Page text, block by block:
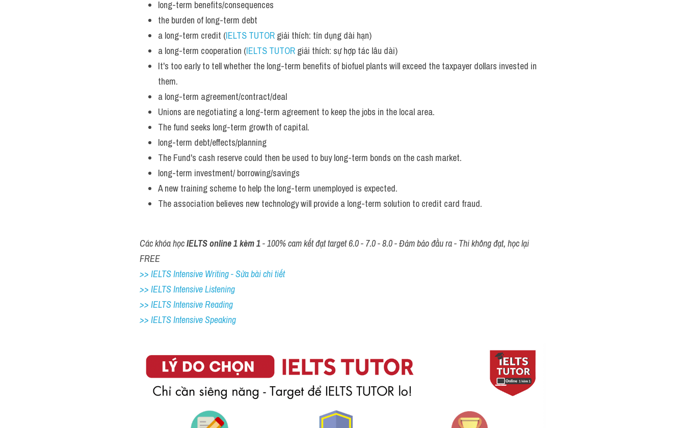
long-term benefits/consequences
the burden of long-term debt
a long-term credit (IELTS TUTOR giải thích: tín dụng dài hạn)
a long-term cooperation (IELTS TUTOR giải thích: sự hợp tác lâu dài)
It's too early to tell whether the long-term benefits of biofuel plants will exceed the taxpayer dollars invested in
them.
a long-term agreement/contract/deal
Unions are negotiating a long-term agreement to keep the jobs in the local area.
The fund seeks long-term growth of capital.
long-term debt/effects/planning
The Fund's cash reserve could then be used to buy long-term bonds on the cash market.
long-term investment/ borrowing/savings
A new training scheme to help the long-term unemployed is expected.
The association believes new technology will provide a long-term solution to credit card fraud.
Các khóa học IELTS online 1 kèm 1 - 100% cam kết đạt target 6.0 - 7.0 - 8.0 - Đảm bảo đầu ra - Thi không đạt, học lại
FREE
>> IELTS Intensive Writing - Sửa bài chi tiết
>> IELTS Intensive Listening
>> IELTS Intensive Reading
>> IELTS Intensive Speaking